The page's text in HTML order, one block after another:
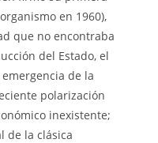
en 1960),
que no encontraba
del Estado, el
de la
polarización
inexistente;
de la clásica